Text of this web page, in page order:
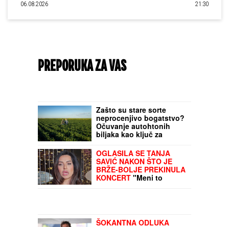
06.08.2026 21:30
PREPORUKA ZA VAS
Zašto su stare sorte